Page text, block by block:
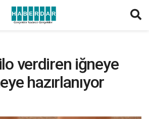
verdiren iğneye
hazırlanıyor